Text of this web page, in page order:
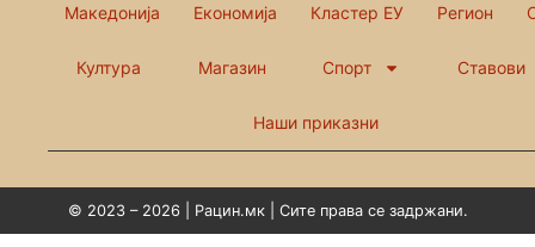
Македонија Економија Кластер ЕУ Регион
Култура Магазин Спорт Ставови
Наши приказни
© 2023 – 2026 | Рацин.мк | Сите права се задржани.